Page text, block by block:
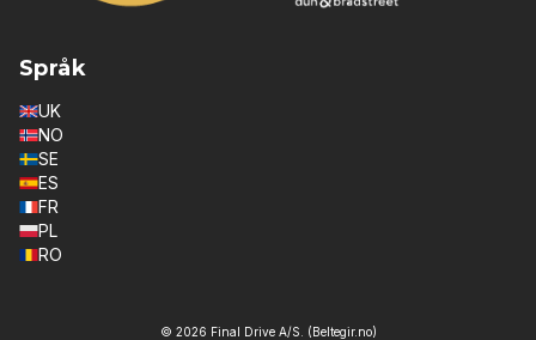
Språk
UK
NO
SE
ES
FR
PL
RO
© 2026 Final Drive A/S. (Beltegir.no)